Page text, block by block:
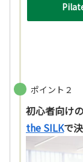
ポイント２
初心者向け
the SILKで